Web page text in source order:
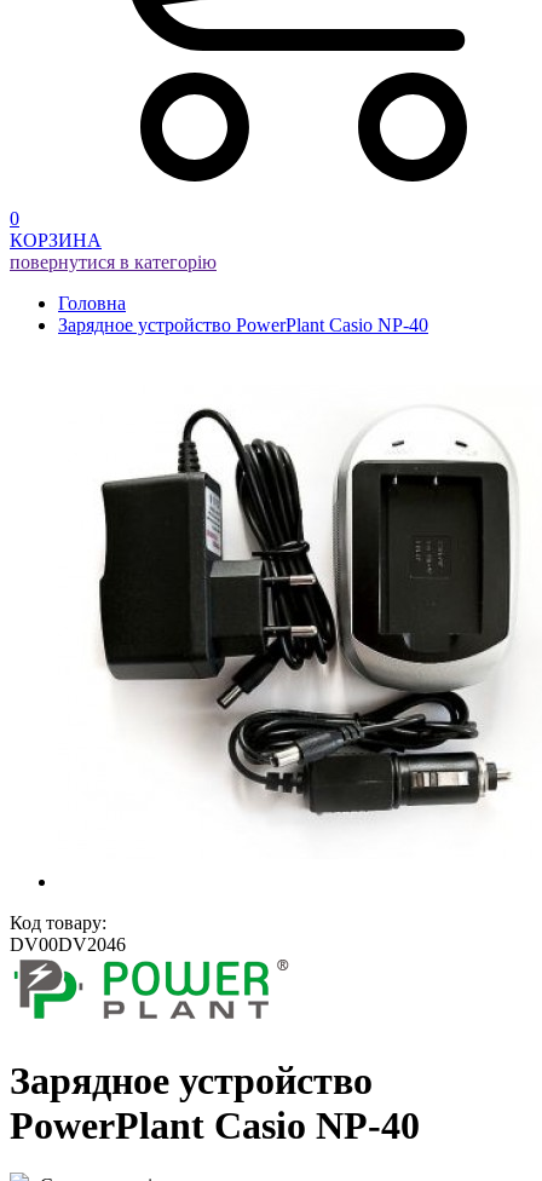
0
КОРЗИНА
повернутися в категорію
Головна
Зарядное устройство PowerPlant Casio NP-40
Код товару:
DV00DV2046
Зарядное устройство
PowerPlant Casio NP-40